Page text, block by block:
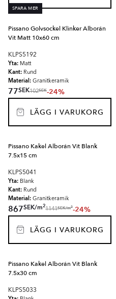
SPARA MER
Pissano Golvsockel Klinker Alborán
Vit Matt 10x60 cm
KLPS5192
Yta: Matt
Kant: Rund
Material: Granitkeramik
77SEK102SEK-24%
LÄGG I VARUKORG
Pissano Kakel Alborán Vit Blank
7.5x15 cm
KLPS5041
Yta: Blank
Kant: Rund
Material: Granitkeramik
867SEK/m2
1141SEK/m2-24%
LÄGG I VARUKORG
Pissano Kakel Alborán Vit Blank
7.5x30 cm
KLPS5033